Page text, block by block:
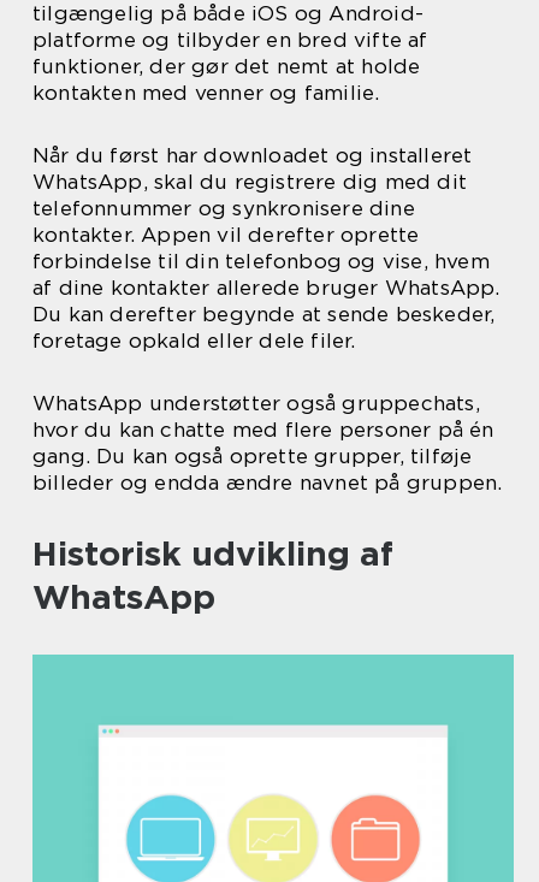
tilgængelig på både iOS og Android-
platforme og tilbyder en bred vifte af
funktioner, der gør det nemt at holde
kontakten med venner og familie.
Når du først har downloadet og installeret
WhatsApp, skal du registrere dig med dit
telefonnummer og synkronisere dine
kontakter. Appen vil derefter oprette
forbindelse til din telefonbog og vise, hvem
af dine kontakter allerede bruger WhatsApp.
Du kan derefter begynde at sende beskeder,
foretage opkald eller dele filer.
WhatsApp understøtter også gruppechats,
hvor du kan chatte med flere personer på én
gang. Du kan også oprette grupper, tilføje
billeder og endda ændre navnet på gruppen.
Historisk udvikling af
WhatsApp